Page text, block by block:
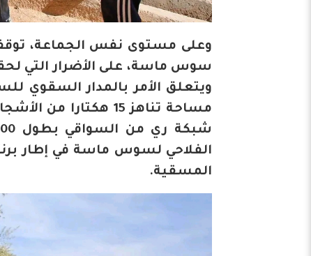
وعلى مستوى نفس الجماعة،
سوس ماسة، على الأضرار التي
ويتعلق الأمر بالمدار السقوي
الفلاحي لسوس ماسة في إطار
المسقية.